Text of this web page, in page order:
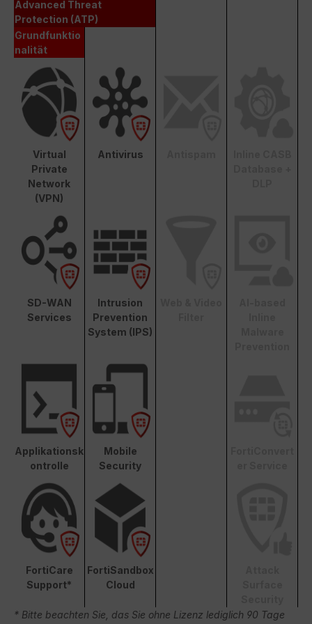
Advanced Threat
Protection (ATP)
Grundfunktio
nalität
Virtual
Private
Network
(VPN)
Antivirus
SD-WAN
Services
Intrusion
Prevention
System (IPS)
Applikationsk
ontrolle
Mobile
Security
FortiCare
Support*
FortiSandbox
Cloud
* Bitte beachten Sie, das Sie ohne Lizenz lediglich 90 Tage